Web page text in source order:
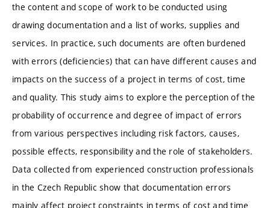
the content and scope of work to be conducted using
drawing documentation and a list of works, supplies and
services. In practice, such documents are often burdened
with errors (deficiencies) that can have different causes and
impacts on the success of a project in terms of cost, time
and quality. This study aims to explore the perception of the
probability of occurrence and degree of impact of errors
from various perspectives including risk factors, causes,
possible effects, responsibility and the role of stakeholders.
Data collected from experienced construction professionals
in the Czech Republic show that documentation errors
mainly affect project constraints in terms of cost and time